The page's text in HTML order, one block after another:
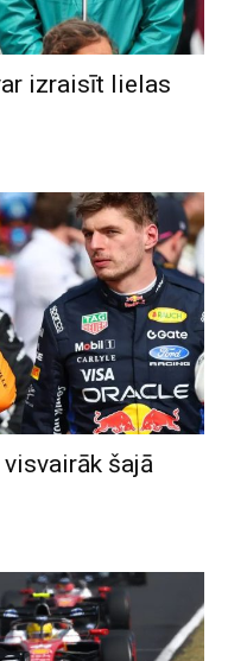
izraisīt lielas
šajā